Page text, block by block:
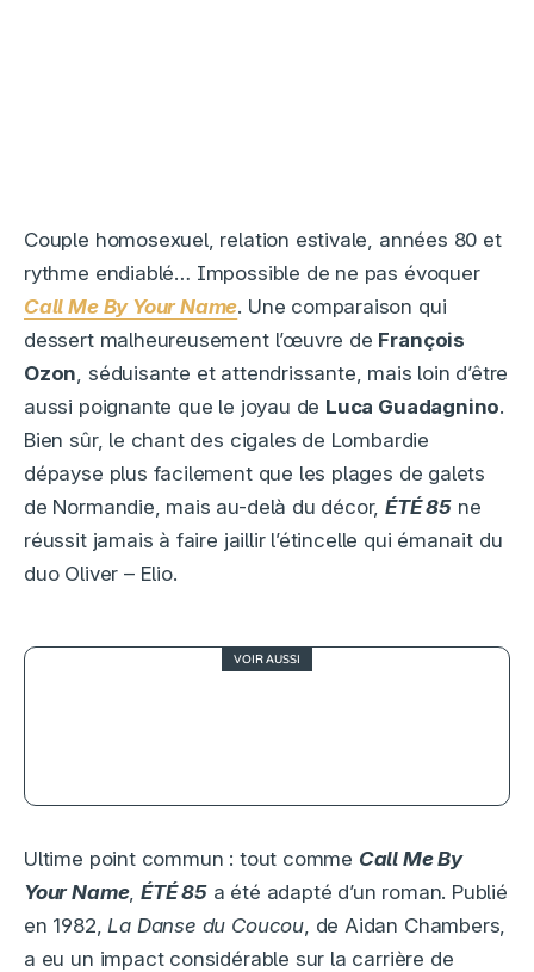
Couple homosexuel, relation estivale, années 80 et
rythme endiablé… Impossible de ne pas évoquer
Call Me By Your Name. Une comparaison qui
dessert malheureusement l’œuvre de François
Ozon, séduisante et attendrissante, mais loin d’être
aussi poignante que le joyau de Luca Guadagnino.
Bien sûr, le chant des cigales de Lombardie
dépayse plus facilement que les plages de galets
de Normandie, mais au-delà du décor,ÉTÉ 85ne
réussit jamais à faire jaillir l’étincelle qui émanait du
duo Oliver – Elio.
VOIR AUSSI
Ultime point commun : tout comme Call Me By
Your Name, ÉTÉ 85a été adapté d’un roman. Publié
en 1982, La Danse du Coucou, de Aidan Chambers,
a eu un impact considérable sur la carrière de